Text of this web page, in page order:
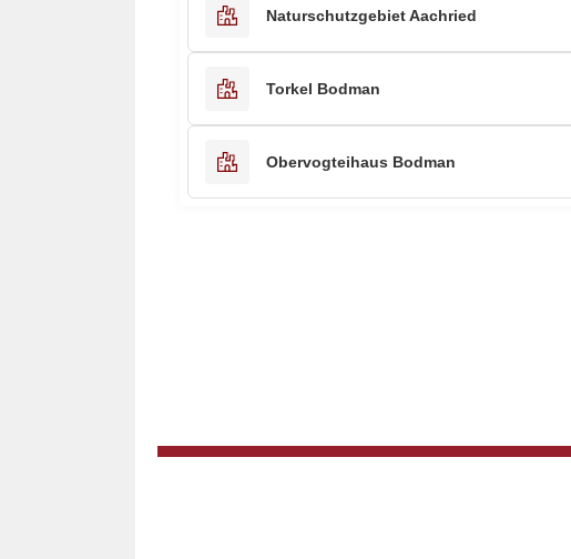
Naturschutzgebiet Aachried
Torkel Bodman
Obervogteihaus Bodman